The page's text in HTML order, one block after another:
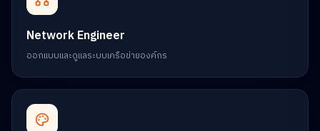
Network Engineer
ออกแบบและดูแลระบบเครือข่ายองค์กร